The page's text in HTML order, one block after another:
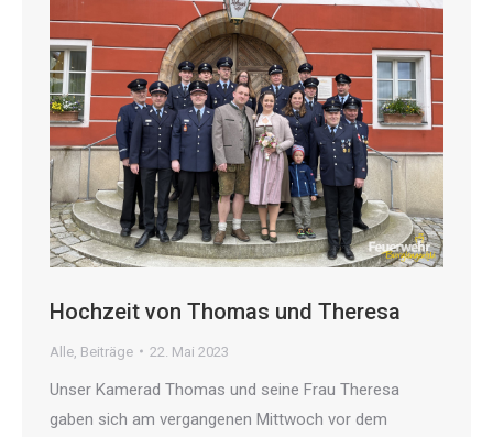
Hochzeit von Thomas und Theresa
Alle Beiträge 22. Mai 2023
Unser Kamerad Thomas und seine Frau Theresa
gaben sich am vergangenen Mittwoch vor dem